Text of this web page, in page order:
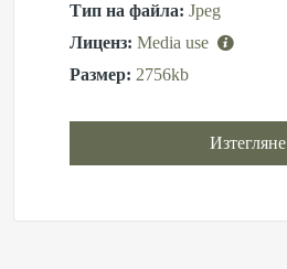
Тип на файла: Jpeg
Лиценз: Media use
Размер: 2756kb
Изтегляне